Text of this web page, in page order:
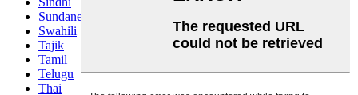
Sundanese
Swahili
Tajik
Tamil
Telugu
Thai